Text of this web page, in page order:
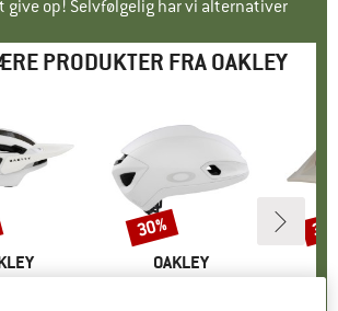
give op! Selvfølgelig har vi alternativer
PRODUKTER FRA OAKLEY
MÆRKE
OAKLEY
Rabat
30%